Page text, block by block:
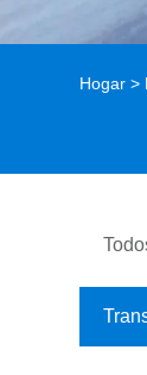
Hogar >